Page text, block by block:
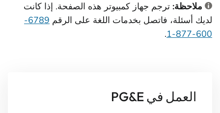
ملاحظة: ترجم جهاز كمبيوتر هذه الصفحة. إذا كانت
لديك أسئلة، فاتصل بخدمات اللغة على الرقم
6789-
600-877-1
.
العمل في PG&E